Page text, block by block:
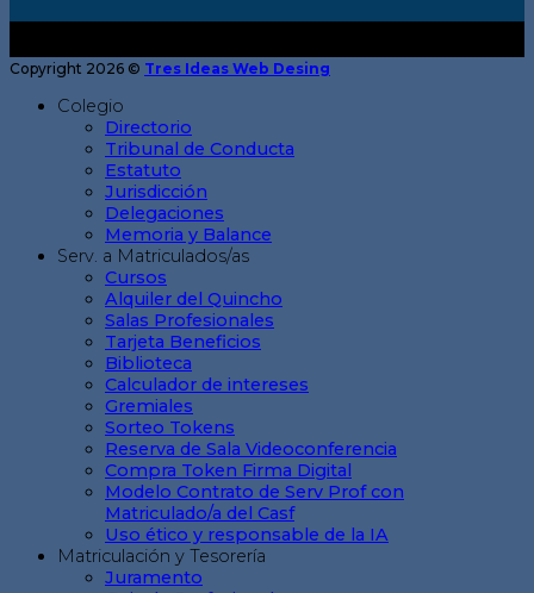
Copyright 2026 © Tres Ideas Web Desing
Colegio
Directorio
Tribunal de Conducta
Estatuto
Jurisdicción
Delegaciones
Memoria y Balance
Serv. a Matriculados/as
Cursos
Alquiler del Quincho
Salas Profesionales
Tarjeta Beneficios
Biblioteca
Calculador de intereses
Gremiales
Sorteo Tokens
Reserva de Sala Videoconferencia
Compra Token Firma Digital
Modelo Contrato de Serv Prof con
Matriculado/a del Casf
Uso ético y responsable de la IA
Matriculación y Tesorería
Juramento